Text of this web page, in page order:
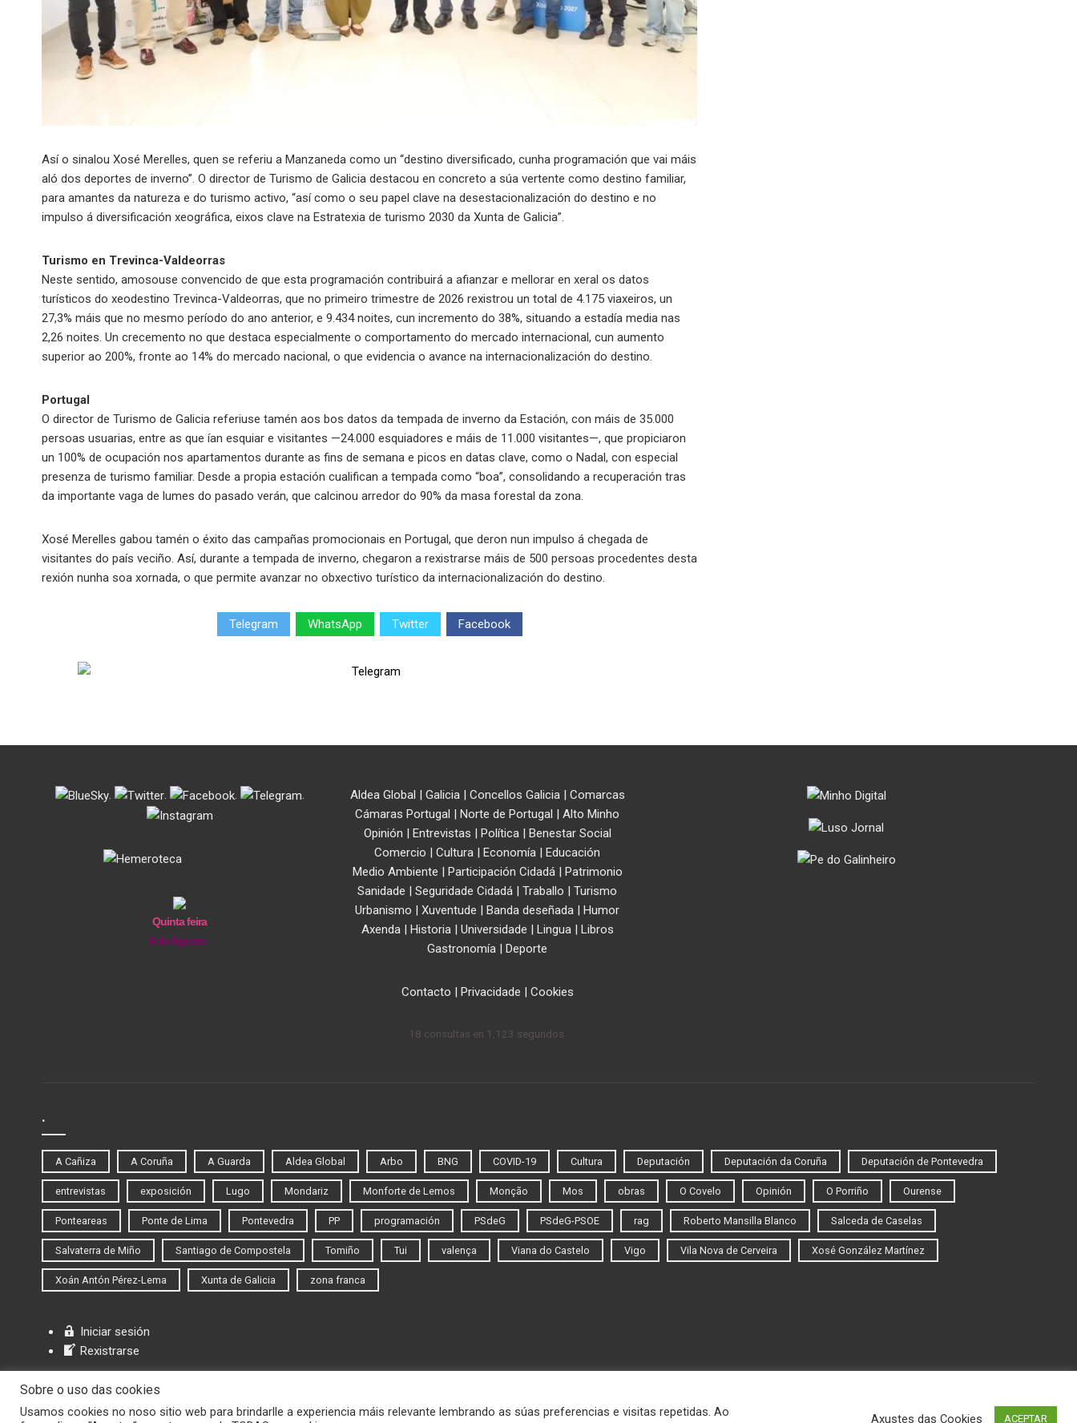
Así o sinalou Xosé Merelles, quen se referiu a Manzaneda como un “destino diversificado, cunha programación que vai máis
aló dos deportes de inverno”. O director de Turismo de Galicia destacou en concreto a súa vertente como destino familiar,
para amantes da natureza e do turismo activo, “así como o seu papel clave na desestacionalización do destino e no
impulso á diversificación xeográfica, eixos clave na Estratexia de turismo 2030 da Xunta de Galicia”.
Turismo en Trevinca-Valdeorras
Neste sentido, amosouse convencido de que esta programación contribuirá a afianzar e mellorar en xeral os datos
turísticos do xeodestino Trevinca-Valdeorras, que no primeiro trimestre de 2026 rexistrou un total de 4.175 viaxeiros, un
27,3% máis que no mesmo período do ano anterior, e 9.434 noites, cun incremento do 38%, situando a estadía media nas
2,26 noites. Un crecemento no que destaca especialmente o comportamento do mercado internacional, cun aumento
superior ao 200%, fronte ao 14% do mercado nacional, o que evidencia o avance na internacionalización do destino.
Portugal
O director de Turismo de Galicia referiuse tamén aos bos datos da tempada de inverno da Estación, con máis de 35.000
persoas usuarias, entre as que ían esquiar e visitantes —24.000 esquiadores e máis de 11.000 visitantes—, que propiciaron
un 100% de ocupación nos apartamentos durante as fins de semana e picos en datas clave, como o Nadal, con especial
presenza de turismo familiar. Desde a propia estación cualifican a tempada como “boa”, consolidando a recuperación tras
da importante vaga de lumes do pasado verán, que calcinou arredor do 90% da masa forestal da zona.
Xosé Merelles gabou tamén o éxito das campañas promocionais en Portugal, que deron nun impulso á chegada de
visitantes do país veciño. Así, durante a tempada de inverno, chegaron a rexistrarse máis de 500 persoas procedentes desta
rexión nunha soa xornada, o que permite avanzar no obxectivo turístico da internacionalización do destino.
Telegram WhatsApp Twitter Facebook
. . . .
Quinta feira
6 de Agosto
Aldea Global | Galicia| Concellos Galicia| Comarcas
Cámaras Portugal | Norte de Portugal | Alto Minho
Opinión | Entrevistas | Política| Benestar Social
Comercio | Cultura | Economía | Educación
Medio Ambiente | Participación Cidadá| Patrimonio
Sanidade | Seguridade Cidadá | Traballo | Turismo
Urbanismo | Xuventude | Banda deseñada | Humor
Axenda| Historia| Universidade | Lingua| Libros
Gastronomía | Deporte
Contacto | Privacidade | Cookies
18 consultas en 1,123 segundos.
.
A Cañiza A Coruña A Guarda Aldea Global Arbo BNG COVID-19 Cultura Deputación Deputación da Coruña Deputación de Pontevedra
entrevistas exposición Lugo Mondariz Monforte de Lemos Monção Mos obras O Covelo Opinión O Porriño Ourense
Ponteareas Ponte de Lima Pontevedra PP programación PSdeG PSdeG-PSOE rag Roberto Mansilla Blanco Salceda de Caselas
Salvaterra de Miño Santiago de Compostela Tomiño Tui valença Viana do Castelo Vigo Vila Nova de Cerveira Xosé González Martínez
Xoán Antón Pérez-Lema Xunta de Galicia zona franca
Iniciar sesión
Rexistrarse
Sobre o uso das cookies
Usamos cookies no noso sitio web para brindarlle a experiencia máis relevante lembrando as súas preferencias e visitas repetidas. Ao
Axustes das Cookies ACEPTAR